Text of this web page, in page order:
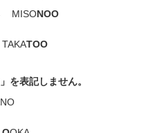
MISONOO
TOO
を表記しません。
NO